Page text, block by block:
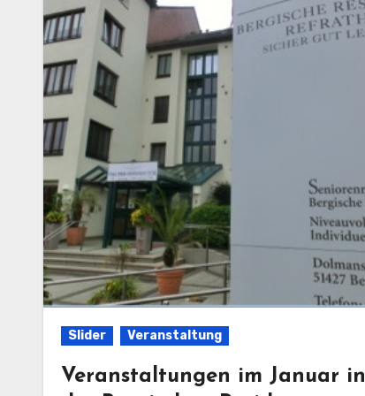
Slider Veranstaltung
Veranstaltungen im Januar in